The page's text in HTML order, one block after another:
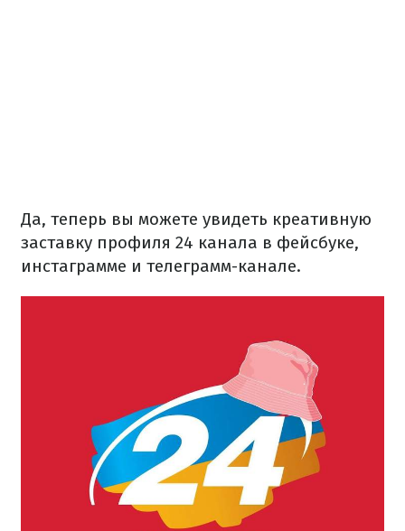
Да, теперь вы можете увидеть креативную
заставку профиля 24 канала в фейсбуке,
инстаграмме и телеграмм-канале.